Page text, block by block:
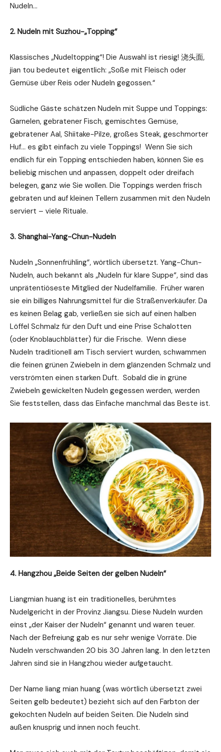
Nudeln…
2. Nudeln mit Suzhou-„Topping“
Klassisches „Nudeltopping“! Die Auswahl ist riesig! 浇头面,
jian tou bedeutet eigentlich: „Soße mit Fleisch oder
Gemüse über Reis oder Nudeln gegossen.“
Südliche Gäste schätzen Nudeln mit Suppe und Toppings:
Garnelen, gebratener Fisch, gemischtes Gemüse,
gebratener Aal, Shiitake-Pilze, großes Steak, geschmorter
Huf… es gibt einfach zu viele Toppings! Wenn Sie sich
endlich für ein Topping entschieden haben, können Sie es
beliebig mischen und anpassen, doppelt oder dreifach
belegen, ganz wie Sie wollen. Die Toppings werden frisch
gebraten und auf kleinen Tellern zusammen mit den Nudeln
serviert – viele Rituale.
3. Shanghai-Yang-Chun-Nudeln
Nudeln „Sonnenfrühling“, wörtlich übersetzt. Yang-Chun-
Nudeln, auch bekannt als „Nudeln für klare Suppe“, sind das
unprätentiöseste Mitglied der Nudelfamilie. Früher waren
sie ein billiges Nahrungsmittel für die Straßenverkäufer. Da
es keinen Belag gab, verließen sie sich auf einen halben
Löffel Schmalz für den Duft und eine Prise Schalotten
(oder Knoblauchblätter) für die Frische. Wenn diese
Nudeln traditionell am Tisch serviert wurden, schwammen
die feinen grünen Zwiebeln in dem glänzenden Schmalz und
verströmten einen starken Duft. Sobald die in grüne
Zwiebeln gewickelten Nudeln gegessen werden, werden
Sie feststellen, dass das Einfache manchmal das Beste ist.
4. Hangzhou „Beide Seiten der gelben Nudeln“
Liangmian huang ist ein traditionelles, berühmtes
Nudelgericht in der Provinz Jiangsu. Diese Nudeln wurden
einst „der Kaiser der Nudeln“ genannt und waren teuer.
Nach der Befreiung gab es nur sehr wenige Vorräte. Die
Nudeln verschwanden 20 bis 30 Jahren lang. In den letzten
Jahren sind sie in Hangzhou wieder aufgetaucht.
Der Name liang mian huang (was wörtlich übersetzt zwei
Seiten gelb bedeutet) bezieht sich auf den Farbton der
gekochten Nudeln auf beiden Seiten. Die Nudeln sind
außen knusprig und innen noch feucht.